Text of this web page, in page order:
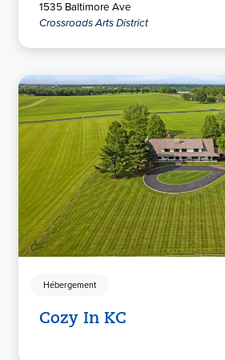
1535 Baltimore Ave
Crossroads Arts District
Hébergement
Cozy In KC